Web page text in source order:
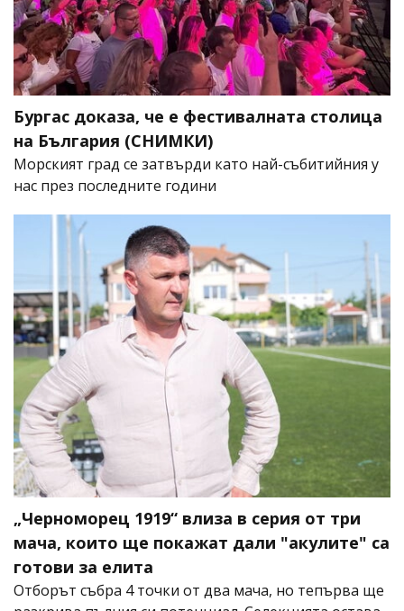
Бургас доказа, че е фестивалната столица
на България (СНИМКИ)
Морският град се затвърди като най-събитийния у
нас през последните години
„Черноморец 1919“ влиза в серия от три
мача, които ще покажат дали "акулите" са
готови за елита
Отборът събра 4 точки от два мача, но тепърва ще